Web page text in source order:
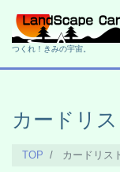
つくれ！きみの宇宙。
カードリス
TOP カードリス